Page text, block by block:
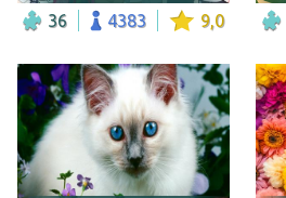
36 4383 9,0